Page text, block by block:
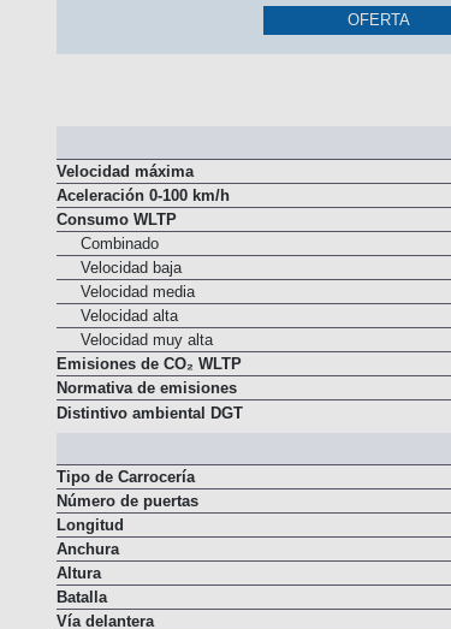
OFERTA
Velocidad máxima
Aceleración 0-100 km/h
Consumo WLTP
Combinado
Velocidad baja
Velocidad media
Velocidad alta
Velocidad muy alta
Emisiones de CO₂ WLTP
Normativa de emisiones
Tipo de Carrocería
Número de puertas
Longitud
Anchura
Altura
Batalla